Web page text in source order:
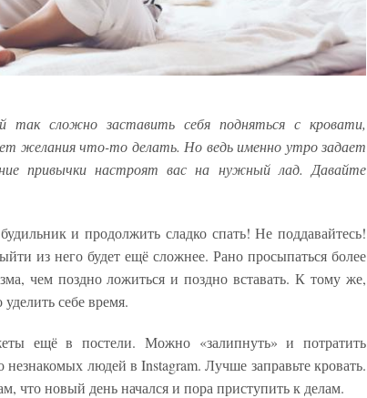
сложно заставить себя подняться с кровати,
желания что-то делать. Но ведь именно утро задает
привычки настроят вас на нужный лад. Давайте
и продолжить сладко спать! Не поддавайтесь!
из него будет ещё сложнее. Рано просыпаться более
чем поздно ложиться и поздно вставать. К тому же,
себе время.
ещё в постели. Можно «залипнуть» и потратить
людей в Instagram. Лучше заправьте кровать.
что новый день начался и пора приступить к делам.